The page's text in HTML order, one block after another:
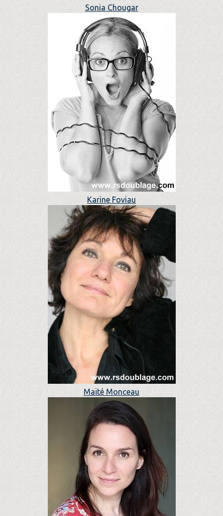
Sonia Chougar
Karine Foviau
Maïté Monceau